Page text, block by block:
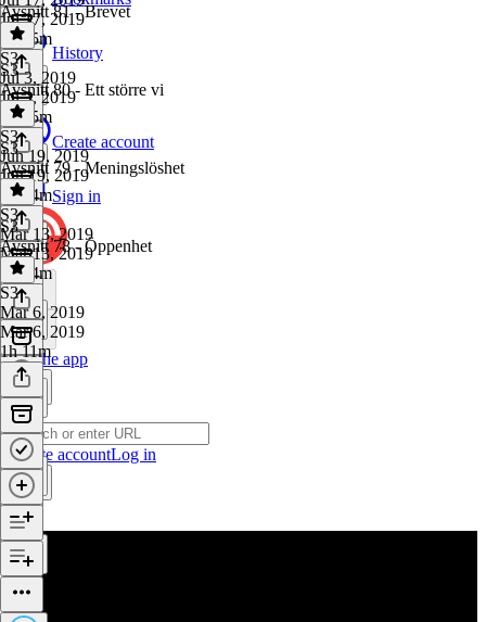
History
Create account
Sign in
Get the app
Create accountLog in
Jul 17, 2019
1h 15m
Avsnitt 81 - Brevet
S3·
Jul 3, 2019
Jul 3, 2019
1h 25m
S3
Avsnitt 80 - Ett större vi
S3·
Jun 19, 2019
Jun 19, 2019
1h 14m
S3
Avsnitt 79 - Meningslöshet
S3·
Mar 13, 2019
Mar 13, 2019
1h 14m
S3
Avsnitt 78 - Öppenhet
S3·
Mar 6, 2019
Mar 6, 2019
1h 11m